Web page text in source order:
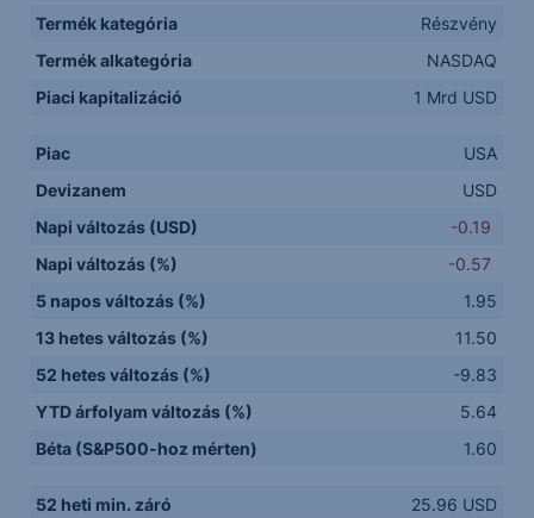
Termék kategória
Részvény
Termék alkategória
NASDAQ
Piaci kapitalizáció
1 Mrd USD
Piac
USA
Devizanem
USD
Napi változás (USD)
-0.19
Napi változás (%)
-0.57
5 napos változás (%)
1.95
13 hetes változás (%)
11.50
52 hetes változás (%)
-9.83
YTD árfolyam változás (%)
5.64
Béta (S&P500-hoz mérten)
1.60
52 heti min. záró
25.96 USD